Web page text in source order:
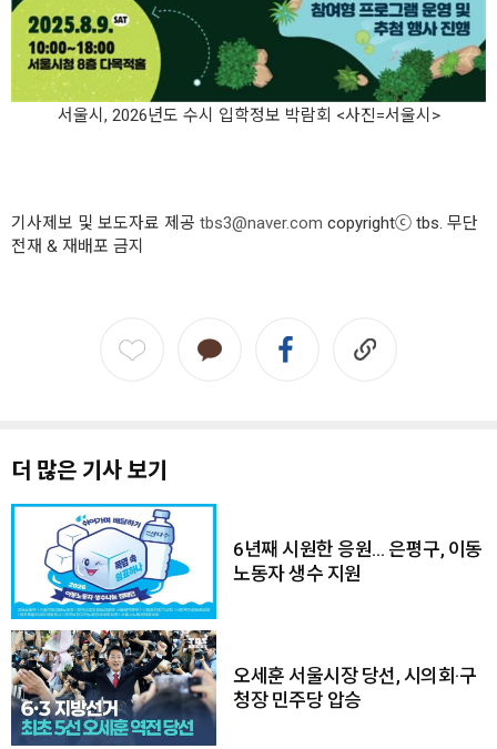
서울시, 2026년도 수시 입학정보 박람회 <사진=서울시>
기사제보 및 보도자료 제공 tbs3@naver.com copyrightⓒ tbs. 무단
전재 & 재배포 금지
더 많은 기사 보기
6년째 시원한 응원… 은평구, 이동
노동자 생수 지원
오세훈 서울시장 당선, 시의회·구
청장 민주당 압승